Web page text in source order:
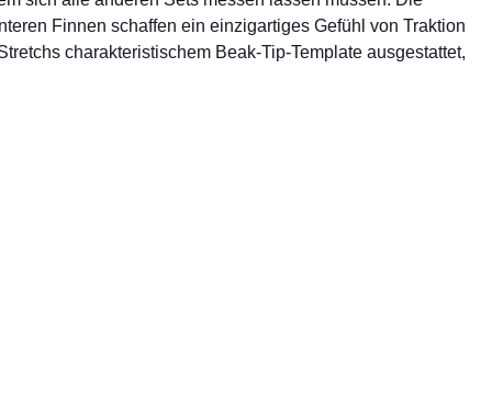
Finnen schaffen ein einzigartiges Gefühl von Traktion
charakteristischem Beak-Tip-Template ausgestattet,